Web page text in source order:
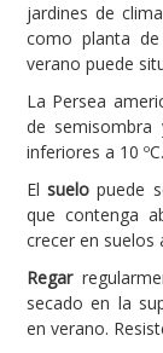
jardines de
como planta
verano puede
La Persea
de semisombra
inferiores a 10 ºC.
Elsuelo puede
que contenga
crecer en suelos
Regar
secado en la
en verano.